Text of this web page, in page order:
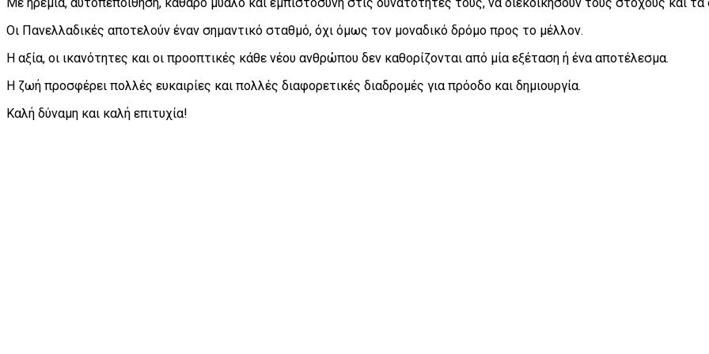
Οι Πανελλαδικές αποτελούν έναν σημαντικό σταθμό, όχι όμως τον μοναδικό δρόμο προς το μέλλον.
Η αξία, οι ικανότητες και οι προοπτικές κάθε νέου ανθρώπου δεν καθορίζονται από μία εξέταση ή ένα αποτέλεσμα.
Η ζωή προσφέρει πολλές ευκαιρίες και πολλές διαφορετικές διαδρομές για πρόοδο και δημιουργία.
Καλή δύναμη και καλή επιτυχία!